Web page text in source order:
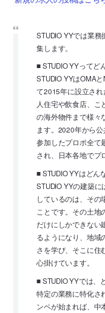
STUDIO YYでは業
集します。
■ STUDIO YYってど
STUDIO YYはOMA
て2015年に設立さ
人住宅や飲食店、こ
の海外物件まで様々
ます。2020年から公
参加したプロポ全て
され、日本各地でプ
■ STUDIO YYはどん
STUDIO YYの建築
しているのは、その
ことです。その土地
だけにしかできない
るようになり、地域
さを学び、そこに住
心掛けています。
■ STUDIO YYでは、
特定の業務に特化さ
ンペが始まれば、中